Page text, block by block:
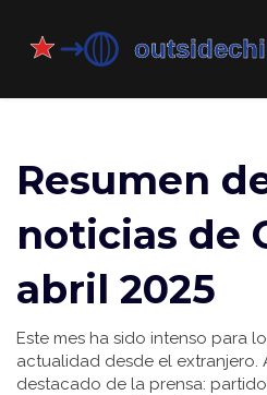
Resumen
noticias de
abril 2025
Este mes ha sido intenso para
actualidad desde el extranjero.
destacado de la prensa: